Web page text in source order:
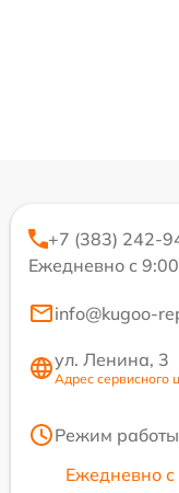
+7 (383) 242-
Ежедневно с
info@kugoo-
ул. Ленина, 3
Адрес сервисного
Режим
Ежедневно